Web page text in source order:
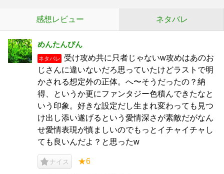
感想レビュー ネタバレ
めんたんぴん
ネタバレ
受け攻め共に只者じゃないw攻めはあのお
じさんに違いないだろ思っていたけどラストで明
かされる想定外の正体。へ〜そうだったの？納
得、というか更にファンタジー色積んできたなと
いう印象。好きな設定だし生まれ変わっても見つ
け出し添い遂げるという愛情深さが素敵だがなん
せ愛情表現が慎ましいのでもっとイチャイチャし
ても良いんだよ？と思ったw
ナイス ★6